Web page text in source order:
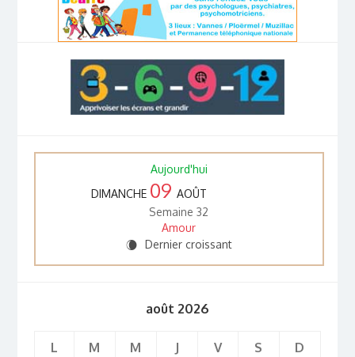
Aujourd'hui
DIMANCHE 09 AOÛT
Semaine 32
Amour
W Dernier croissant
août 2026
L M M J V S D